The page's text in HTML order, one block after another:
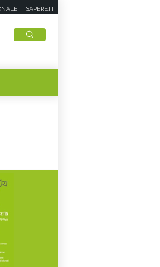
SAPERE.IT